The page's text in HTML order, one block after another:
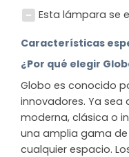
Esta lámpara se
Características
¿Por qué elegir
Globo es conocido
innovadores. Ya sea
moderna, clásica o
una amplia gama
cualquier espacio.